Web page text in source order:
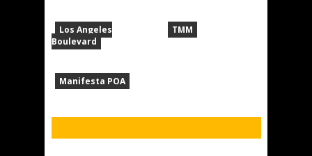
Los Angeles
Boulevard
Manifesta POA
TMM